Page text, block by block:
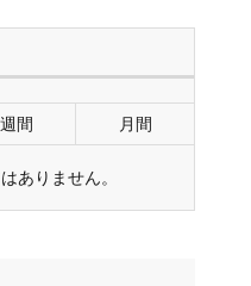
週間 月間
ありません。